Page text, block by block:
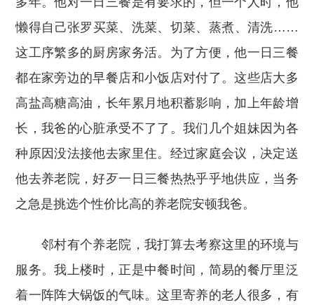
懒得自己张罗买菜、洗菜、切菜、蒸煮、清洗……
这工序繁多的厨房家务活。为了方便，他一日三餐
都在家旁边的早餐店和小饭店对付了。这些店大多
高盐高糖高油，长年累月地积蓄影响，加上年龄增
长，我爸的心脏承受不了了。我们几个姐妹因为各
种原因没法接他去家里住。经过家庭会议，决定送
他去养老院，好歹一日三餐热热乎乎地供应，当务
之急是挑选个性价比高的养老院安顿我爸。
邻村有个养老院，我打算去考察这里的环境与
服务。我上楼时，正是中餐时间，简易的餐厅里泛
着一阵阵大锅饭的气味。这里寄养的老人很多，有